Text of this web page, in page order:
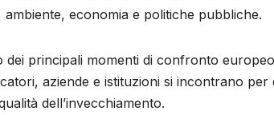
economia e politiche pubbliche.
dei principali momenti di confronto
aziende e istituzioni si incontrano
dell’invecchiamento.